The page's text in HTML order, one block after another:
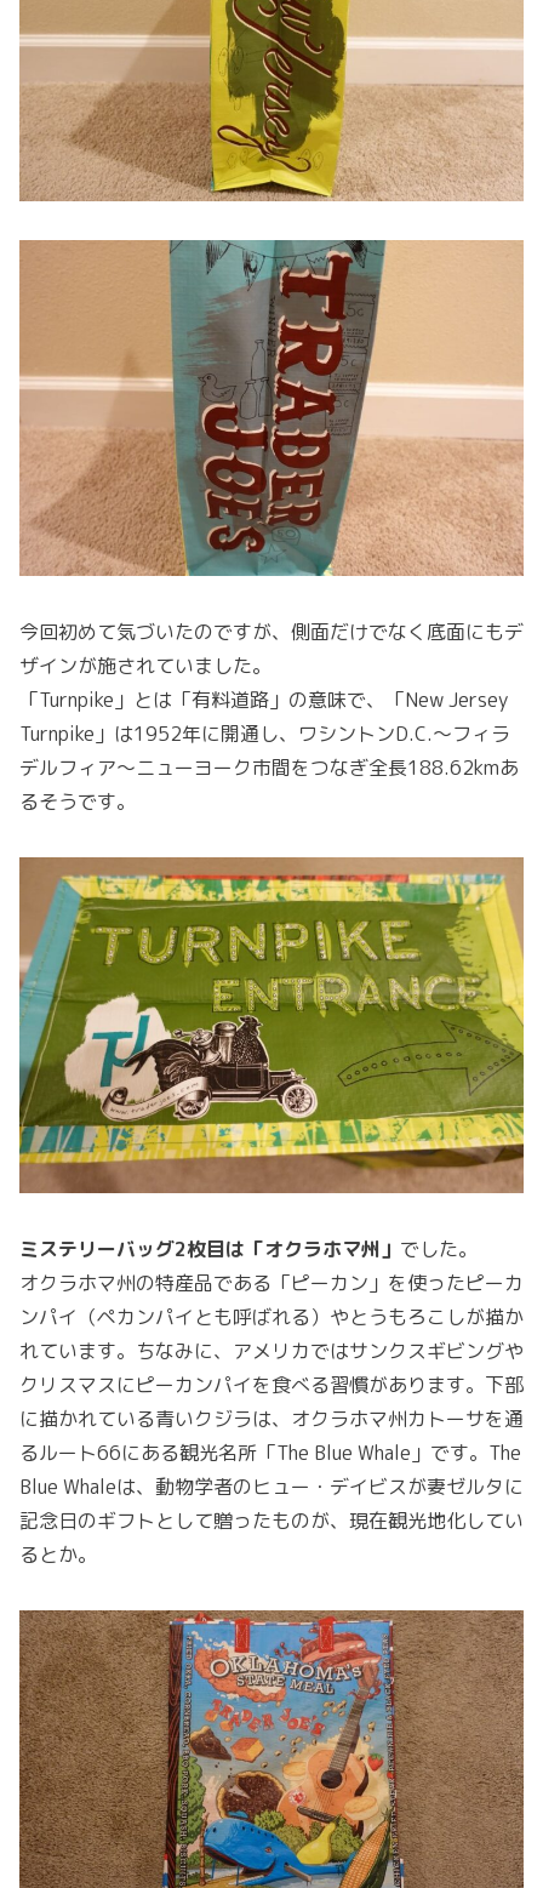
今回初めて気づいたのですが、側面だけでなく底面にもデ
ザインが施されていました。
「Turnpike」とは「有料道路」の意味で、「New Jersey
Turnpike」は1952年に開通し、ワシントンD.C.～フィラ
デルフィア～ニューヨーク市間をつなぎ全長188.62kmあ
るそうです。
ミステリーバッグ2枚目は「オクラホマ州」 でした。
オクラホマ州の特産品である「ピーカン」を使ったピーカ
ンパイ（ペカンパイとも呼ばれる）やとうもろこしが描か
れています。ちなみに、アメリカではサンクスギビングや
クリスマスにピーカンパイを食べる習慣があります。下部
に描かれている青いクジラは、オクラホマ州カトーサを通
るルート66にある観光名所「The Blue Whale」です。The
Blue Whaleは、動物学者のヒュー・デイビスが妻ゼルタに
記念日のギフトとして贈ったものが、現在観光地化してい
るとか。